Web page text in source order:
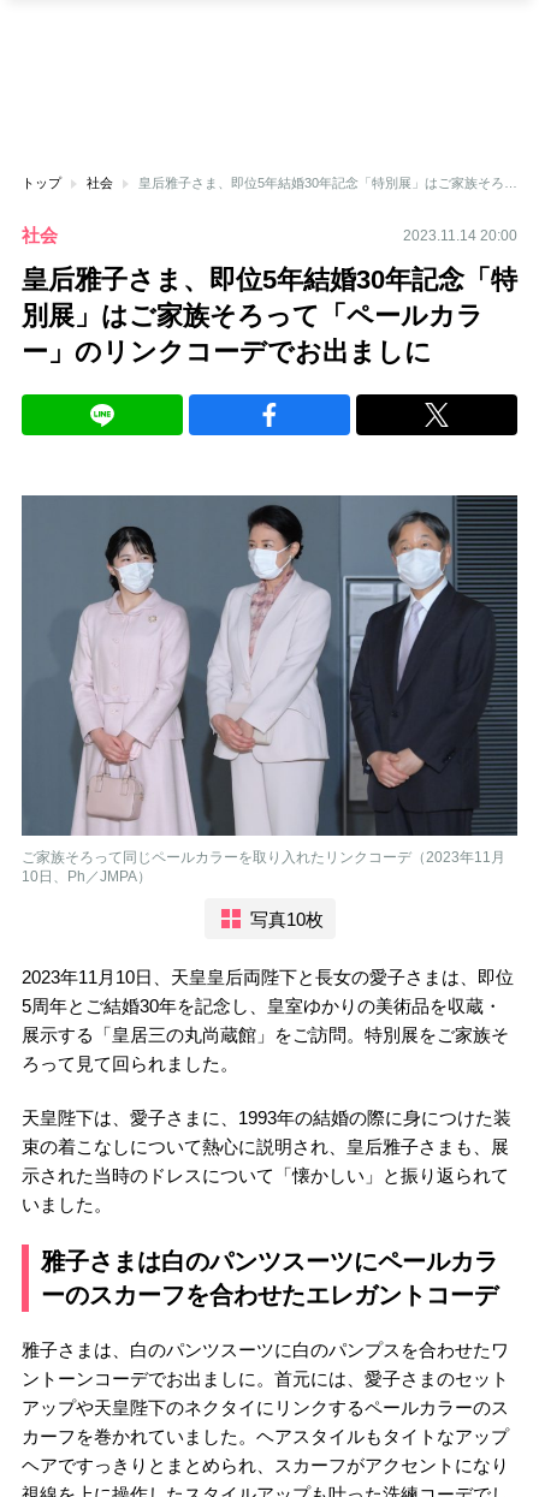
トップ 社会
社会 2023.11.14 20:00
皇后雅子さま、即位5年結婚30年記念「特
別展」はご家族そろって「ペールカラ
ー」のリンクコーデでお出ましに
ご家族そろって同じペールカラーを取り入れたリンクコーデ（2023年11月
10日、Ph／JMPA）
写真10枚
2023年11月10日、天皇皇后両陛下と長女の愛子さまは、即位
5周年とご結婚30年を記念し、皇室ゆかりの美術品を収蔵・
展示する「皇居三の丸尚蔵館」をご訪問。特別展をご家族そ
ろって見て回られました。
天皇陛下は、愛子さまに、1993年の結婚の際に身につけた装
束の着こなしについて熱心に説明され、皇后雅子さまも、展
示された当時のドレスについて「懐かしい」と振り返られて
いました。
雅子さまは白のパンツスーツにペールカラ
ーのスカーフを合わせたエレガントコーデ
雅子さまは、白のパンツスーツに白のパンプスを合わせたワ
ントーンコーデでお出ましに。首元には、愛子さまのセット
アップや天皇陛下のネクタイにリンクするペールカラーのス
カーフを巻かれていました。ヘアスタイルもタイトなアップ
ヘアですっきりとまとめられ、スカーフがアクセントになり